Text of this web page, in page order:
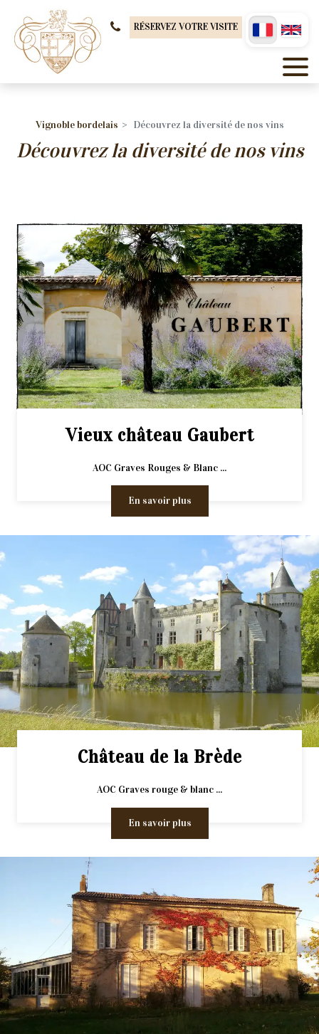
RÉSERVEZ VOTRE VISITE
Vignoble bordelais Découvrez la diversité de nos vins
Découvrez la diversité de nos vins
Vieux château Gaubert
AOC Graves Rouges & Blanc ...
En savoir plus
Château de la Brède
AOC Graves rouge & blanc ...
En savoir plus
Panneau de gestion des cookies